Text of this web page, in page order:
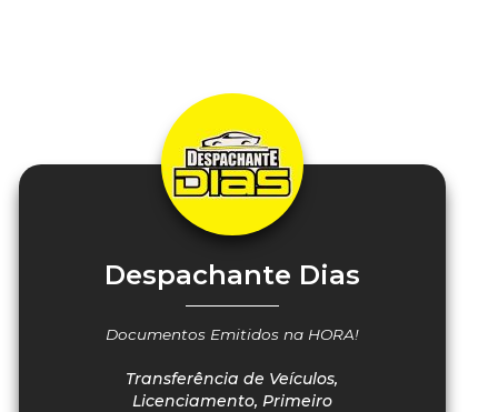
Despachante Dias
Documentos Emitidos na HORA!
Transferência de Veículos,
Licenciamento, Primeiro